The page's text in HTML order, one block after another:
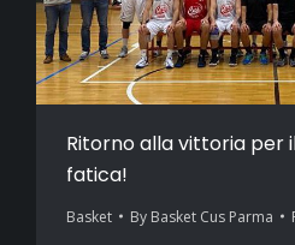
Ritorno alla vittoria per
fatica!
Basket By Basket Cus Parma